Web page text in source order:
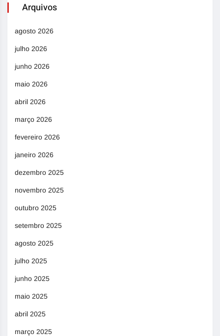
Arquivos
agosto 2026
julho 2026
junho 2026
maio 2026
abril 2026
março 2026
fevereiro 2026
janeiro 2026
dezembro 2025
novembro 2025
outubro 2025
setembro 2025
agosto 2025
julho 2025
junho 2025
maio 2025
abril 2025
março 2025